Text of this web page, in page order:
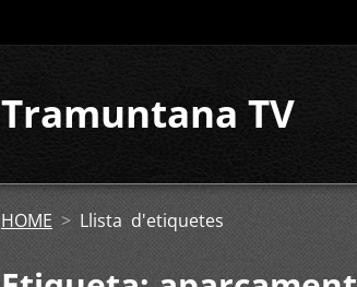
Tramuntana TV
HOME > Llista d'etiquetes